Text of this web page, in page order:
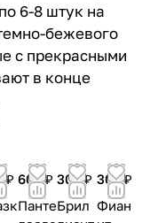
6-8 штук на
бежевого
с прекрасными
в конце
₽ 600 ₽
Панте
300 ₽
Брил
300 ₽
Фиан